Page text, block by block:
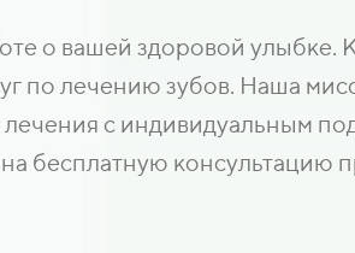
о вашей здоровой улыбке.
по лечению зубов. Наша
с индивидуальным
бесплатную консультацию